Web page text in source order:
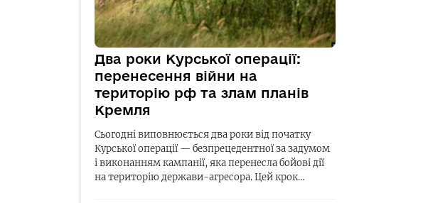
Два роки Курської операції:
перенесення війни на
територію рф та злам планів
Кремля
Сьогодні виповнюється два роки від початку
Курської операції — безпрецедентної за задумом
і виконанням кампанії, яка перенесла бойові дії
на територію держави-агресора. Цей крок…